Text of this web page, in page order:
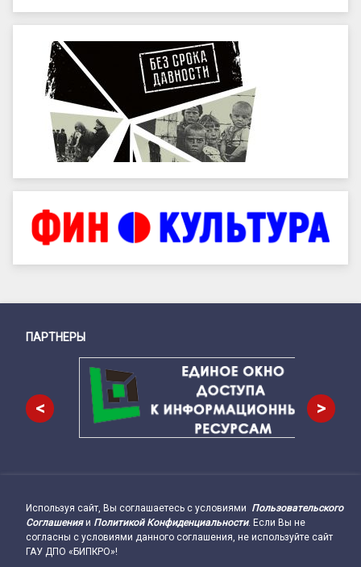
Снизу
ПАРТНЕРЫ
< >
Подвал сайта → влево
Используя сайт, Вы соглашаетесь с условиями Пользовательского
Соглашенияи Политикой Конфиденциальности. Если Вы не
согласны с условиями данного соглашения, не используйте сайт
ГАУ ДПО «БИПКРО»!